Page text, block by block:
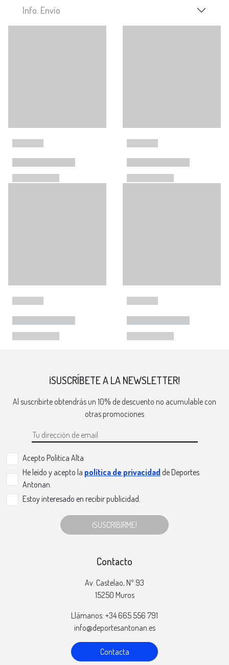
Info. Envío
¡SUSCRÍBETE A LA NEWSLETTER!
Al suscribirte obtendrás un 10% de descuento no acumulable con
otras promociones
Acepto Politica Alta
He leído y acepto la política de privacidad de Deportes
Antonan.
Estoy interesado en recibir publicidad.
¡SUSCRIBIRME!
Contacto
Av. Castelao, Nº 93
15250 Muros
Llámanos: +34 665 556 791
info@deportesantonan.es
Contacta